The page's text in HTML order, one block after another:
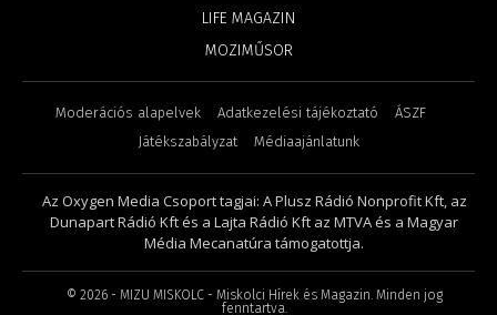
LIFE MAGAZIN
MOZIMŰSOR
Moderációs alapelvek Adatkezelési tájékoztató
ÁSZF
Játékszabályzat
Médiaajánlatunk
Az Oxygen Media Csoport tagjai: A Plusz Rádió Nonprofit Kft, az
Dunapart Rádió Kft és a Lajta Rádió Kft az MTVA és a Magyar
Média Mecanatúra támogatottja.
© 2026- MIZU MISKOLC - Miskolci Hírek és Magazin. Minden jog
fenntartva.